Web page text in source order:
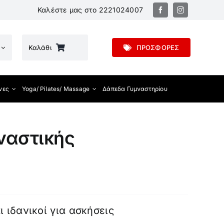
Καλέστε μας στο 2221024007
Καλάθι ΠΡΟΣΦΟΡΕΣ
Yoga/ Pilates/ Massage Δάπεδα Γυμναστηρίου
ιδανικοί για ασκήσεις